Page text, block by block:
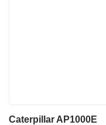
Caterpillar AP1000E